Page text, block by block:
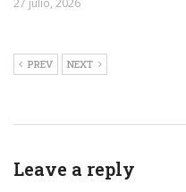
27 julio, 2026
PREV NEXT
Leave a reply